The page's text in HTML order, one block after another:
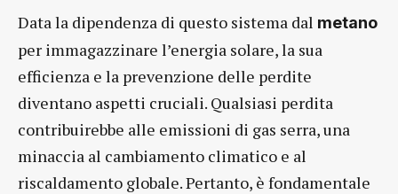
Data la dipendenza di questo sistema dal metano
per immagazzinare l’energia solare, la sua
efficienza e la prevenzione delle perdite
diventano aspetti cruciali. Qualsiasi perdita
contribuirebbe alle emissioni di gas serra, una
minaccia al cambiamento climatico e al
riscaldamento globale. Pertanto, è fondamentale